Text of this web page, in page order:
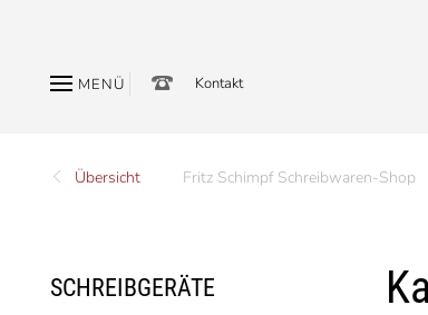
MENÜ Kontakt
Übersicht Fritz Schimpf Schreibwaren-Shop
SCHREIBGERÄTE